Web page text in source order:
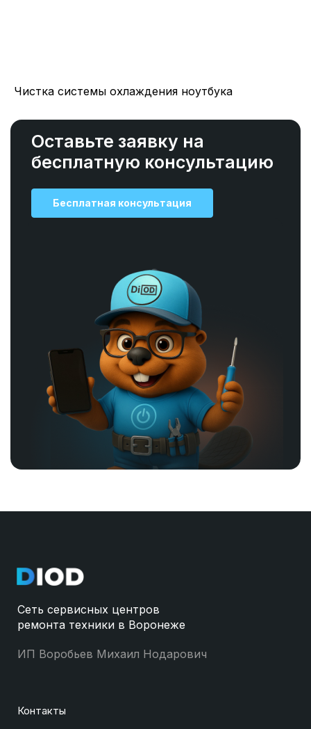
Чистка системы охлаждения ноутбука
Оставьте заявку на
бесплатную консультацию
Бесплатная консультация
Сеть сервисных центров
ремонта техники в Воронеже
ИП Воробьев Михаил Нодарович
Контакты